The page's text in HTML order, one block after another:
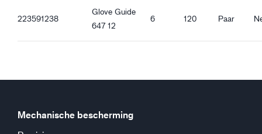
223591238
Glove Guide
647 12
6 120 Paar
Mechanische bescherming